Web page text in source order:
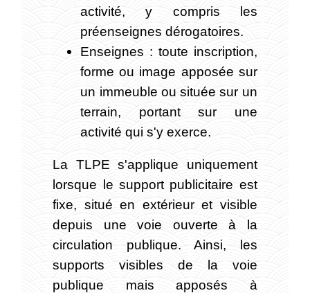
activité, y compris les
préenseignes dérogatoires.
Enseignes : toute inscription,
forme ou image apposée sur
un immeuble ou située sur un
terrain, portant sur une
activité qui s'y exerce.
La TLPE s'applique uniquement
lorsque le support publicitaire est
fixe, situé en extérieur et visible
depuis une voie ouverte à la
circulation publique. Ainsi, les
supports visibles de la voie
publique mais apposés à